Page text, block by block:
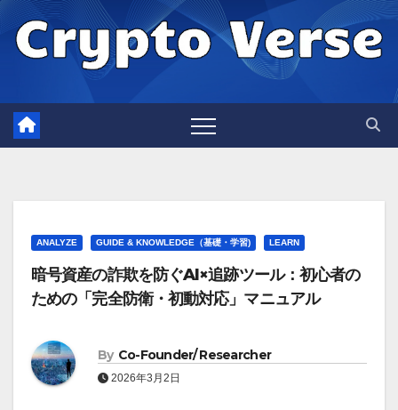
Skip
ANALYZE GUIDE & KNOWLEDGE（基礎・学習) LEARN
暗号資産の詐欺を防ぐAI×追跡ツール：初心者の
ための「完全防衛・初動対応」マニュアル
By Co-Founder/ Researcher
2026年3月2日